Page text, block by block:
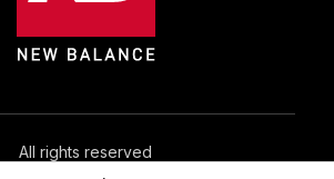
All rights reserved